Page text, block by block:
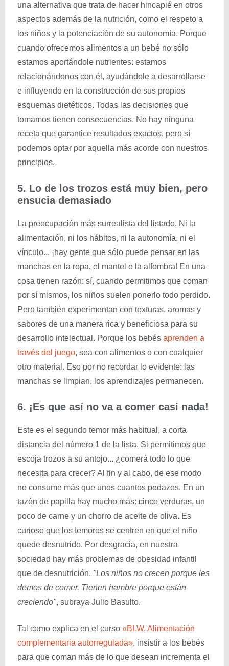
una alternativa que trata de hacer hincapié en otros
aspectos además de la nutrición, como el respeto a
los niños y la potenciación de su autonomía. Porque
cuando ofrecemos alimentos a un bebé no sólo
estamos aportándole nutrientes: estamos
relacionándonos con él, ayudándole a desarrollarse
e influyendo en la construcción de sus propios
esquemas dietéticos. Todas las decisiones que
tomamos tienen consecuencias. No hay ninguna
receta que garantice resultados exactos, pero sí
podemos optar por aquella más acorde con nuestros
principios.
5. Lo de los trozos está muy bien, pero
ensucia demasiado
La preocupación más surrealista del listado. Ni la
alimentación, ni los hábitos, ni la autonomía, ni el
vínculo... ¡hay gente que sólo puede pensar en las
manchas en la ropa, el mantel o la alfombra! En una
cosa tienen razón: sí, cuando permitimos que coman
por sí mismos, los niños suelen ponerlo todo perdido.
Pero también experimentan con texturas, aromas y
sabores de una manera rica y beneficiosa para su
desarrollo intelectual. Porque los bebés aprenden a
través del juego, sea con alimentos o con cualquier
otro material. Eso por no recordar lo evidente: las
manchas se limpian, los aprendizajes permanecen.
6. ¡Es que así no va a comer casi nada!
Este es el segundo temor más habitual, a corta
distancia del número 1 de la lista. Si permitimos que
escoja trozos a su antojo... ¿comerá todo lo que
necesita para crecer? Al fin y al cabo, de ese modo
no consume más que unos cuantos pedazos. En un
tazón de papilla hay mucho más: cinco verduras, un
poco de carne y un chorro de aceite de oliva. Es
curioso que los temores se centren en que el niño
quede desnutrido. Por desgracia, en nuestra
sociedad hay más problemas de obesidad infantil
que de desnutrición. "Los niños no crecen porque les
demos de comer. Tienen hambre porque están
creciendo", subraya Julio Basulto.
Tal como explica en el curso «BLW. Alimentación
complementaria autorregulada», insistir a los bebés
para que coman más de lo que desean incrementa el